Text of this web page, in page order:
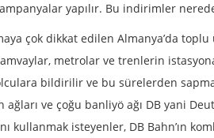
yapılır. Bu indirimler
çok dikkat edilen Almanya’da toplu
metrolar ve trenlerin
bildirilir ve bu sürelerden
ağları ve çoğu banliyö ağı DB yani
kullanmak isteyenler, DB Bahn’ın